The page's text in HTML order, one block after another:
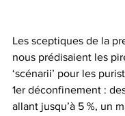
Les sceptiques de la
nous prédisaient les
‘scénarii’ pour les
1er déconfinement :
allant jusqu’à 5 %, un